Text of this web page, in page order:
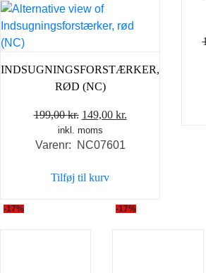
INDSUGNINGSFORSTÆRKER,
RØD (NC)
199,00kr. Den
oprindelige
pris
199,00 kr..
149,00 kr.
inkl. moms
Varenr: NC07601
Tilføj til kurv
-17% -17%